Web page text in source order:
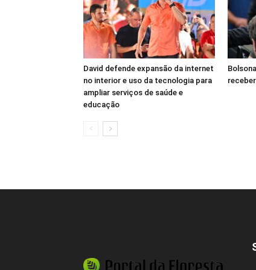
David defende expansão da internet
no interior e uso da tecnologia para
ampliar serviços de saúde e
educação